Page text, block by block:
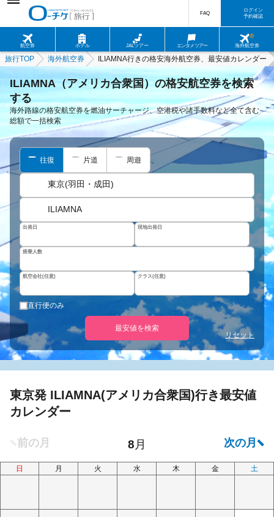
航空券 ホテル JALツアー エンタメツアー 海外航空券
FAQ
ログイン
予約確認
旅行TOP 海外航空券 ILIAMNA行きの格安海外航空券、最安値カレンダー
ILIAMNA（アメリカ合衆国）の格安航空券を検索
する
海外路線の格安航空券を燃油サーチャージ、空港税や諸手数料など全て含む
総額で一括検索
往復 片道 周遊
東京(羽田・成田)
ILIAMNA
出発日 現地出発日
搭乗人数
航空会社(任意) クラス(任意)
直行便のみ
最安値を検索
リセット
東京発 ILIAMNA(アメリカ合衆国)行き最安値
カレンダー
日 月 火 水 木 金 土